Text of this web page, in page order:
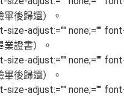
畢後歸還）。
size-adjust:=""
業證書）。
size-adjust:=""
畢後歸還）。
size-adjust:=""